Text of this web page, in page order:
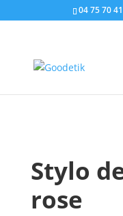
04 75 70
e-shop/Bureau &
Stylo
rose